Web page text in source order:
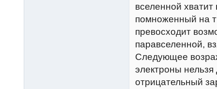
вселенной
помноженный на
превосходит
паравселенной,
Следующее
электроны
отрицательный